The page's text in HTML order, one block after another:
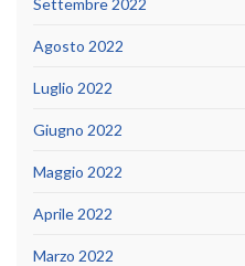
Agosto 2022
Luglio 2022
Giugno 2022
Maggio 2022
Aprile 2022
Marzo 2022